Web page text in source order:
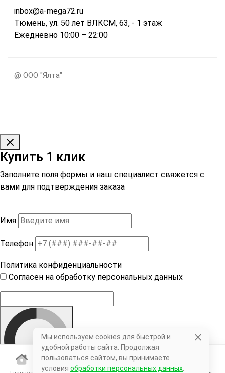
inbox@a-mega72.ru
Тюмень, ул. 50 лет ВЛКСМ, 63, - 1 этаж
Ежедневно 10:00 – 22:00
@ ООО "Ялта"
Мы используем cookies для быстрой и
удобной работы сайта. Продолжая
пользоваться сайтом, вы принимаете
условия обработки персональных данных
Купить 1 клик
Заполните поля формы и наш специалист свяжется с
вами для подтверждения заказа
Имя
Телефон
Политика конфиденциальности
Согласен на обработку персональных данных